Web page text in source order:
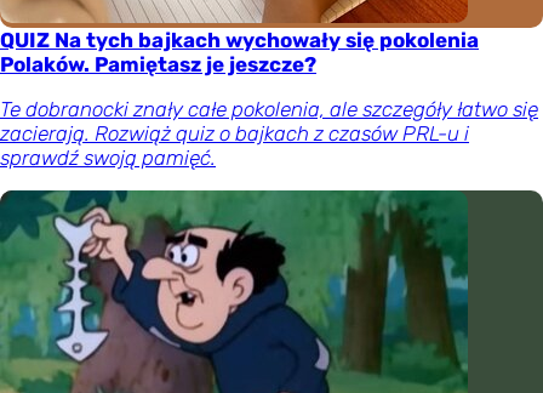
QUIZ Na tych bajkach wychowały się pokolenia
Polaków. Pamiętasz je jeszcze?
Te dobranocki znały całe pokolenia, ale szczegóły łatwo się
zacierają. Rozwiąż quiz o bajkach z czasów PRL-u i
sprawdź swoją pamięć.